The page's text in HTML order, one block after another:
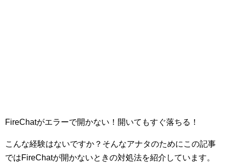
FireChatがエラーで開かない！開いてもすぐ落ちる！
こんな経験はないですか？そんなアナタのためにこの記事
ではFireChatが開かないときの対処法を紹介しています。